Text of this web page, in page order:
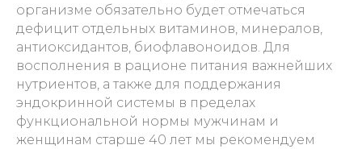
организме обязательно будет отмечаться
дефицит отдельных витаминов, минералов,
антиоксидантов, биофлавоноидов. Для
восполнения в рационе питания важнейших
нутриентов, а также для поддержания
эндокринной системы в пределах
функциональной нормы мужчинам и
женщинам старше 40 лет мы рекомендуем